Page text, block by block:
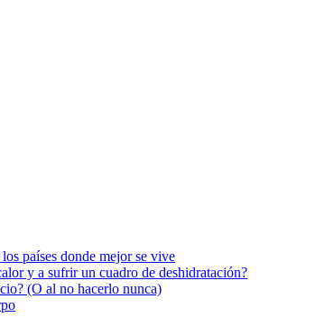
países donde mejor se vive
y a sufrir un cuadro de deshidratación?
(O al no hacerlo nunca)